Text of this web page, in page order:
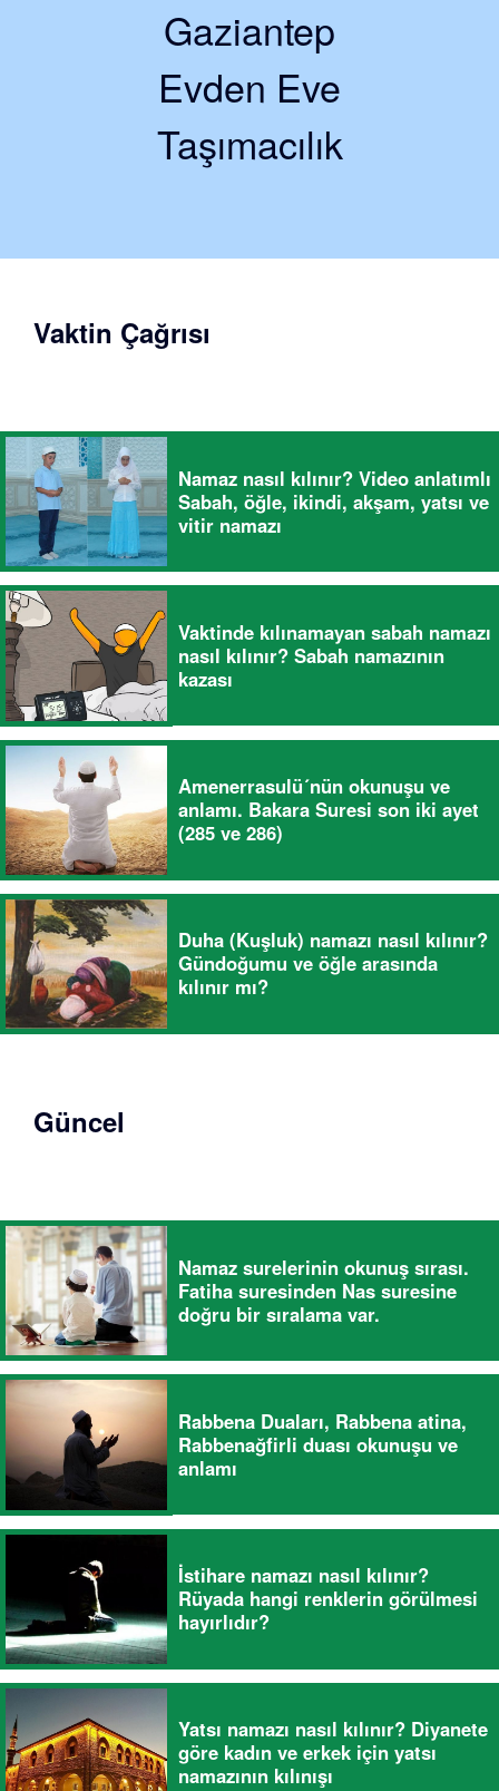
Gaziantep
Evden Eve
Taşımacılık
Vaktin Çağrısı
Namaz nasıl kılınır? Video anlatımlı
Sabah, öğle, ikindi, akşam, yatsı ve
vitir namazı
Vaktinde kılınamayan sabah namazı
nasıl kılınır? Sabah namazının
kazası
Amenerrasulü´nün okunuşu ve
anlamı. Bakara Suresi son iki ayet
(285 ve 286)
Duha (Kuşluk) namazı nasıl kılınır?
Gündoğumu ve öğle arasında
kılınır mı?
Güncel
Namaz surelerinin okunuş sırası.
Fatiha suresinden Nas suresine
doğru bir sıralama var.
Rabbena Duaları, Rabbena atina,
Rabbenağfirli duası okunuşu ve
anlamı
İstihare namazı nasıl kılınır?
Rüyada hangi renklerin görülmesi
hayırlıdır?
Yatsı namazı nasıl kılınır? Diyanete
göre kadın ve erkek için yatsı
namazının kılınışı